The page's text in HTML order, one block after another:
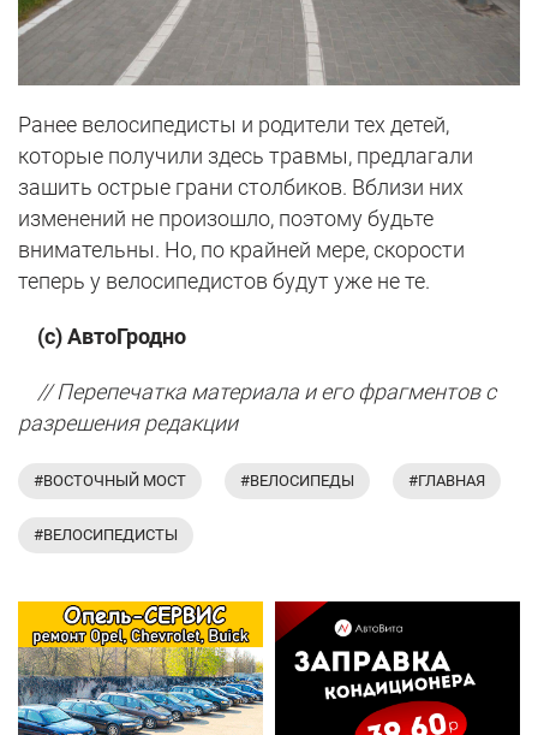
Ранее велосипедисты и родители тех детей,
которые получили здесь травмы, предлагали
зашить острые грани столбиков. Вблизи них
изменений не произошло, поэтому будьте
внимательны. Но, по крайней мере, скорости
теперь у велосипедистов будут уже не те.
(с) АвтоГродно
// Перепечатка материала и его фрагментов с
разрешения редакции
#ВОСТОЧНЫЙ МОСТ #ВЕЛОСИПЕДЫ #ГЛАВНАЯ
#ВЕЛОСИПЕДИСТЫ